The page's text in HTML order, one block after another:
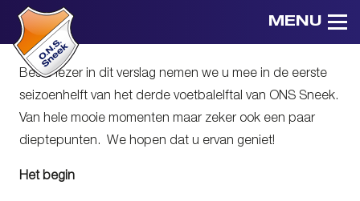
MENU
Beste lezer in dit verslag nemen we u mee in de eerste
seizoenhelft van het derde voetbalelftal van ONS Sneek.
Van hele mooie momenten maar zeker ook een paar
dieptepunten. We hopen dat u ervan geniet!
Het begin